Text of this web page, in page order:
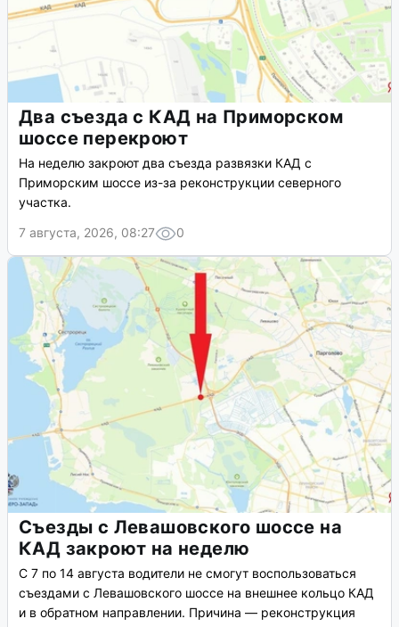
Два съезда с КАД на Приморском
шоссе перекроют
На неделю закроют два съезда развязки КАД с
Приморским шоссе из-за реконструкции северного
участка.
7 августа, 2026, 08:27
0
Съезды с Левашовского шоссе на
КАД закроют на неделю
С 7 по 14 августа водители не смогут воспользоваться
съездами с Левашовского шоссе на внешнее кольцо КАД
и в обратном направлении. Причина — реконструкция